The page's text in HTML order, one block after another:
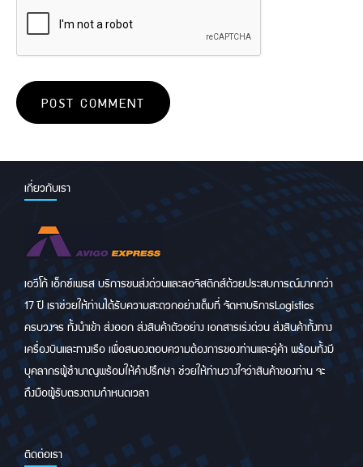
เกี่ยวกับเรา
เอวีโก้ เอ็กซ์เพรส บริการขนส่งด่วนและลอจิสติกส์ด้วยประสบการณ์มากกว่า
17 ปี เราช่วยให้ท่านได้รับความสะดวกอย่างเต็มที่ จัดหาบริการLogistics
ครบวงจร ทั้งนำเข้า ส่งออก ส่งสินค้าตัวอย่าง เอกสารเร่งด่วน ส่งสินค้าทั้งทาง
เครื่องบินและทางเรือ เพื่อสนองตอบความต้องการของท่านและคู่ค้า พร้อมทั้งมี
บุคลากรผู้ชำนาญพร้อมให้คำปรึกษา ช่วยให้ท่านวางใจว่าสินค้าของท่าน จะ
ถึงมือผู้รับตรงตามกำหนดเวลา
ติดต่อเรา